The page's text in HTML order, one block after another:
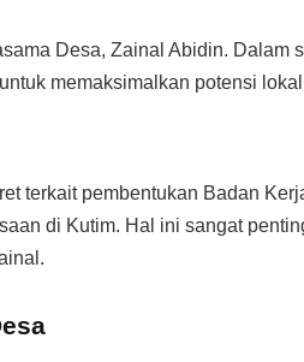
Desa, Zainal Abidin. Dalam
memaksimalkan potensi
terkait pembentukan Badan
di Kutim. Hal ini sangat